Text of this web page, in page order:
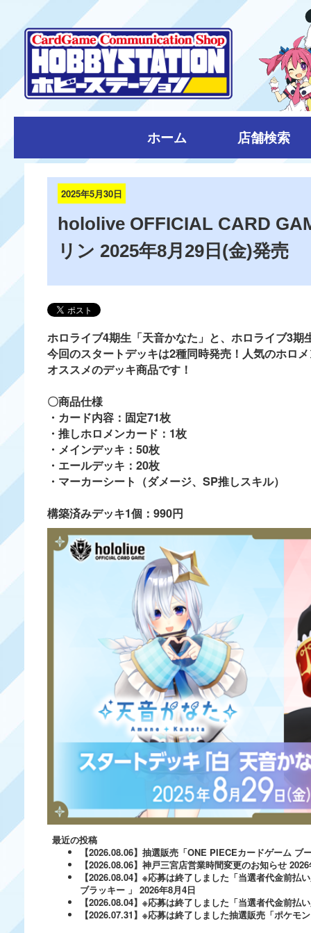
ホーム 店舗検索
2025年5月30日
hololive OFFICIAL CARD
リン 2025年8月29日(金)発売
ホロライブ4期生「天音かなた」と、ホロライブ3
今回のスタートデッキは2種同時発売！人気のホロ
オススメのデッキ商品です！
〇商品仕様
・カード内容：固定71枚
・推しホロメンカード：1枚
・メインデッキ：50枚
・エールデッキ：20枚
・マーカーシート（ダメージ、SP推しスキル）
構築済みデッキ1個：990円
最近の投稿
【2026.08.06】抽選販売「ONE PIECEカードゲーム ブ
【2026.08.06】神戸三宮店営業時間変更のお知らせ
【2026.08.04】※応募は終了しました「当選者代金前
ブラッキー 」 2026年8月4日
【2026.08.04】※応募は終了しました「当選者代金前
【2026.07.31】※応募は終了しました抽選販売「ポケ